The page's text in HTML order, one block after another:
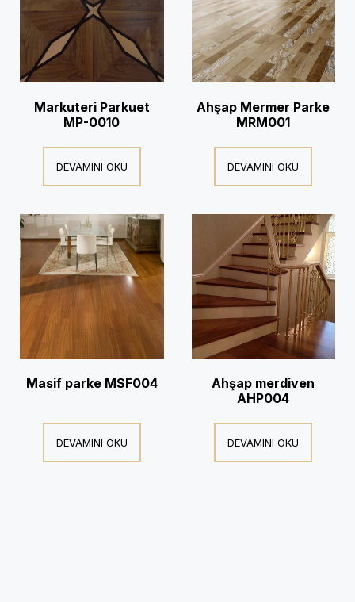
Markuteri Parkuet
MP-0010
DEVAMINI OKU
Ahşap Mermer Parke
MRM001
DEVAMINI OKU
Masif parke MSF004
DEVAMINI OKU
Ahşap merdiven
AHP004
DEVAMINI OKU